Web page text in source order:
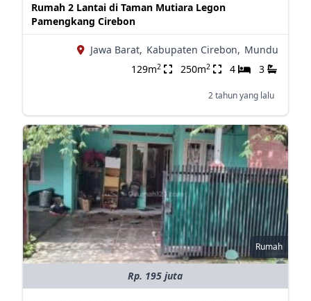
Rumah 2 Lantai di Taman Mutiara Legon
Pamengkang Cirebon
Jawa Barat, Kabupaten Cirebon, Mundu
129m2 250m2 4 3
2 tahun yang lalu
Rumah
Rp. 195 juta